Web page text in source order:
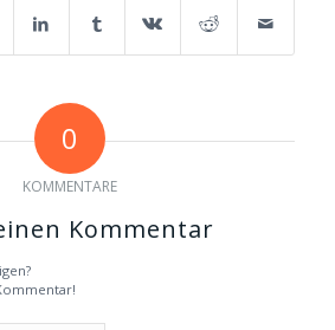
0
KOMMENTARE
Kommentar